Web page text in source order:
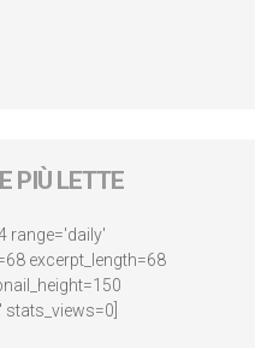
PIÙ LETTE
range='daily'
excerpt_length=68